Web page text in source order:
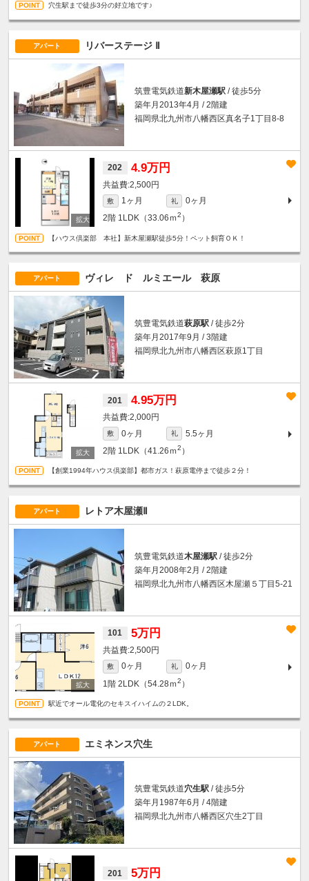
穴生駅まで徒歩3分の好立地です♪
アパート リバーステージ Ⅱ
筑豊電気鉄道新木屋瀬駅 / 徒歩5分
築年月2013年4月 / 2階建
福岡県北九州市八幡西区真名子1丁目8-8
202 4.9万円
2,500円
敷 1ヶ月 礼
0ヶ月
2階 1LDK（33.06ｍ2 ）
【ハウス倶楽部 本社】新木屋瀬駅徒歩5分！ペット飼育ＯＫ！
アパート ヴィレ ド ルミエール 萩原
筑豊電気鉄道萩原駅 / 徒歩2分
築年月2017年9月 / 3階建
福岡県北九州市八幡西区萩原1丁目
201 4.95万円
2,000円
敷 0ヶ月 礼
5.5ヶ月
2階 1LDK（41.26ｍ2 ）
【創業1994年ハウス倶楽部】都市ガス！萩原電停まで徒歩２分！
アパート レトア木屋瀬Ⅱ
筑豊電気鉄道木屋瀬駅 / 徒歩2分
築年月2008年2月 / 2階建
福岡県北九州市八幡西区木屋瀬５丁目5-21
101 5万円
2,500円
敷 0ヶ月 礼
0ヶ月
1階 2LDK（54.28ｍ2 ）
駅近でオール電化のセキスイハイムの２LDK。
アパート エミネンス穴生
筑豊電気鉄道穴生駅 / 徒歩5分
築年月1987年6月 / 4階建
福岡県北九州市八幡西区穴生2丁目
201 5万円